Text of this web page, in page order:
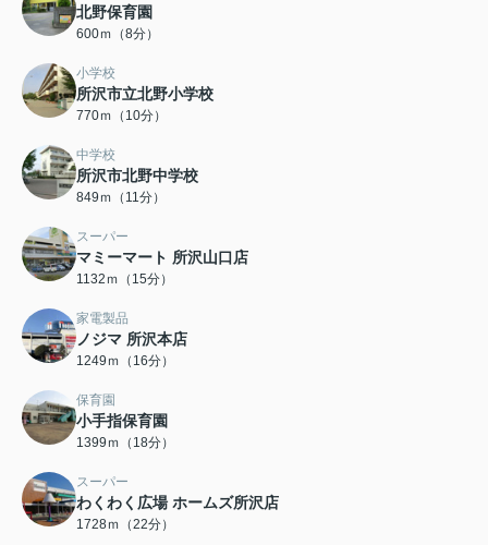
北野保育園
600ｍ（8分）
小学校
所沢市立北野小学校
770ｍ（10分）
中学校
所沢市北野中学校
849ｍ（11分）
スーパー
マミーマート 所沢山口店
1132ｍ（15分）
家電製品
ノジマ 所沢本店
1249ｍ（16分）
保育園
小手指保育園
1399ｍ（18分）
スーパー
わくわく広場 ホームズ所沢店
1728ｍ（22分）